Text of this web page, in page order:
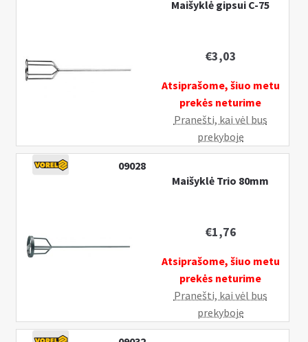
-
u
l
i
b
Maišyklė gipsui C-75
€3,03
Atsiprašome, šiuo metu
prekės neturime
Pranešti, kai vėl bus
prekyboje
09028
Maišyklė Trio 80mm
€1,76
Atsiprašome, šiuo metu
prekės neturime
Pranešti, kai vėl bus
prekyboje